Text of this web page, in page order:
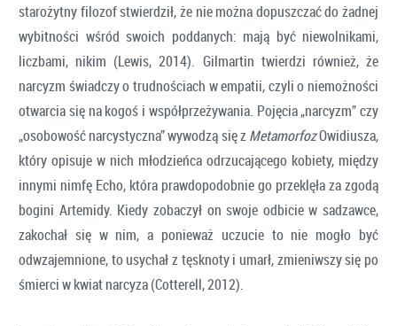
starożytny filozof stwierdził, że nie można dopuszczać do żadnej
wybitności wśród swoich poddanych: mają być niewolnikami,
liczbami, nikim (Lewis, 2014). Gilmartin twierdzi również, że
narcyzm świadczy o trudnościach w empatii, czyli o niemożności
otwarcia się na kogoś i współprzeżywania. Pojęcia „narcyzm” czy
„osobowość narcystyczna” wywodzą się zMetamorfozOwidiusza,
który opisuje w nich młodzieńca odrzucającego kobiety, między
innymi nimfę Echo, która prawdopodobnie go przeklęła za zgodą
bogini Artemidy. Kiedy zobaczył on swoje odbicie w sadzawce,
zakochał się w nim, a ponieważ uczucie to nie mogło być
odwzajemnione, to usychał z tęsknoty i umarł, zmieniwszy się po
śmierci w kwiat narcyza (Cotterell, 2012).